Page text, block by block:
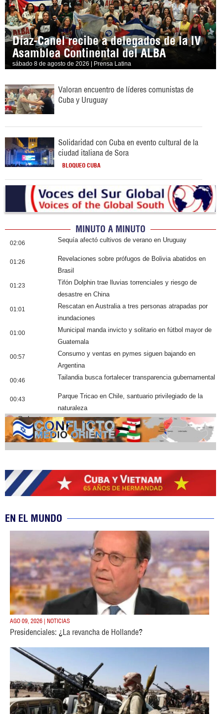
Díaz-Canel recibe a delegados de la IV
Asamblea Continental del ALBA
sábado 8 de agosto de 2026 | Prensa Latina
Valoran encuentro de líderes comunistas de
Cuba y Uruguay
Solidaridad con Cuba en evento cultural de la
ciudad italiana de Sora
BLOQUEO CUBA
MINUTO A MINUTO
02:06 Sequía afectó cultivos de verano en Uruguay
01:26
Revelaciones sobre prófugos de Bolivia abatidos en
Brasil
01:23
Tifón Dolphin trae lluvias torrenciales y riesgo de
desastre en China
01:01
Rescatan en Australia a tres personas atrapadas por
inundaciones
01:00
Municipal manda invicto y solitario en fútbol mayor de
Guatemala
00:57
Consumo y ventas en pymes siguen bajando en
Argentina
00:46 Tailandia busca fortalecer transparencia gubernamental
00:43
Parque Tricao en Chile, santuario privilegiado de la
naturaleza
Cobertura
EN EL MUNDO
AGO 09, 2026 | NOTICIAS
Presidenciales: ¿La revancha de Hollande?